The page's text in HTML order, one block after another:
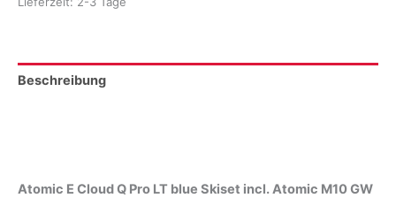
Damen
Menge
Beschreibung
Atomic E Cloud Q Pro LT blue Skiset incl. Atomic M10 GW